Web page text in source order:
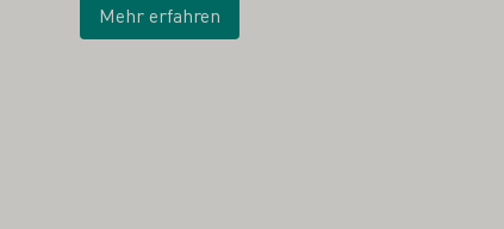
Mehr erfahren